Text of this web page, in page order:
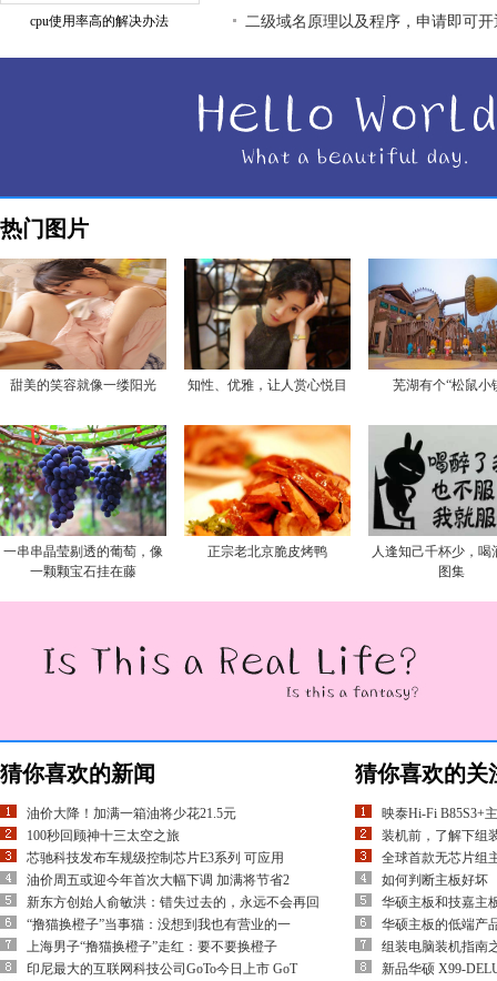
cpu使用率高的解决办法
二级域名原理以及程序，申请即可开
热门图片
甜美的笑容就像一缕阳光 知性、优雅，让人赏心悦目 芜湖有个“松鼠小
一串串晶莹剔透的葡萄，像
一颗颗宝石挂在藤
正宗老北京脆皮烤鸭
人逢知己千杯少，喝
图集
猜你喜欢的新闻
油价大降！加满一箱油将少花21.5元
100秒回顾神十三太空之旅
芯驰科技发布车规级控制芯片E3系列 可应用
油价周五或迎今年首次大幅下调 加满将节省2
新东方创始人俞敏洪：错失过去的，永远不会再回
“撸猫换橙子”当事猫：没想到我也有营业的一
上海男子“撸猫换橙子”走红：要不要换橙子
印尼最大的互联网科技公司GoTo今日上市 GoT
猜你喜欢的关
映泰Hi-Fi B85S3+
装机前，了解下组
全球首款无芯片组
如何判断主板好坏
华硕主板和技嘉主
华硕主板的低端产
组装电脑装机指南
新品华硕 X99-